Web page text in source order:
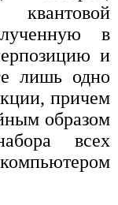
в
и
лишь одно
причем
образом
всех